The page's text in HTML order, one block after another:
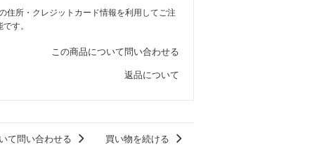
住所・クレジットカード情報を利用してご注
す。
この商品について問い合わせる
返品について
て問い合わせる 買い物を続ける